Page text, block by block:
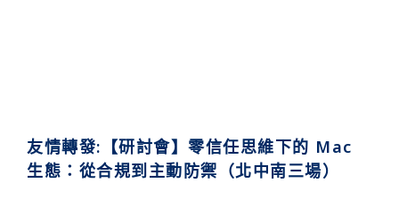
友情轉發:【研討會】零信任思維下的 Mac
生態：從合規到主動防禦（北中南三場）